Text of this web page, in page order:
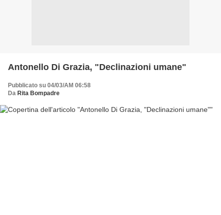
Antonello Di Grazia, "Declinazioni umane"
Pubblicato su 04/03/AM 06:58
Da Rita Bompadre